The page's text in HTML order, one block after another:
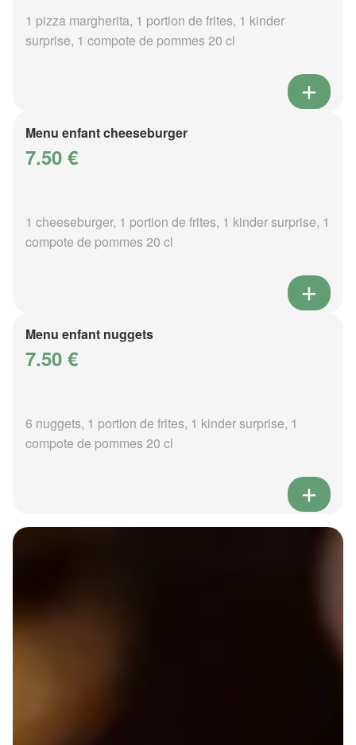
1 pizza margherita, 1 portion de frites, 1 kinder
surprise, 1 compote de pommes 20 cl
Menu enfant cheeseburger
7.50 €
1 cheeseburger, 1 portion de frites, 1 kinder surprise, 1
compote de pommes 20 cl
Menu enfant nuggets
7.50 €
6 nuggets, 1 portion de frites, 1 kinder surprise, 1
compote de pommes 20 cl